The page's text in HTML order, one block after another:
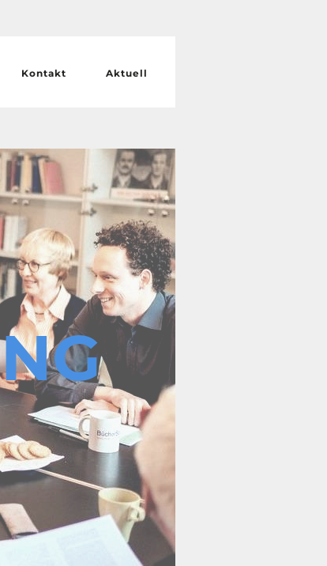
Kontakt Aktuell